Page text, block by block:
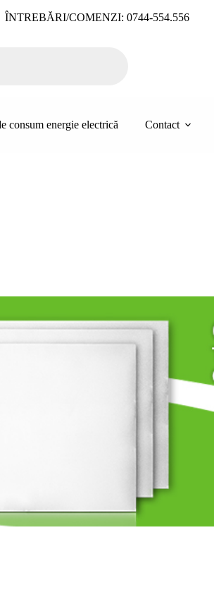
ÎNTREBĂRI/COMENZI: 0744-554.556
consum energie electrică Contact